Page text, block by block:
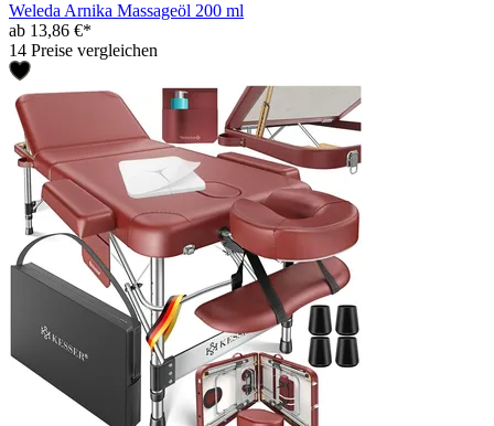
Weleda Arnika Massageöl 200 ml
ab 13,86 €*
14 Preise vergleichen